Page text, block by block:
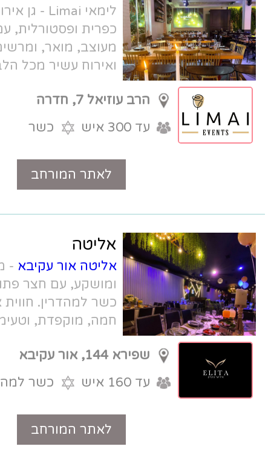
לימאי Limai - גן אירועים בוטיק באווירה
כפרית ופסטורלית, עם אולם טכנולוגי,
מעוצב, מואר, ומרשים. קולינריה מוקפדת
ואירוח עשיר מכל הלב, במתחם אירועים
מוש-לם.
הרב עוזיאל 7, חדרה
עד 300 איש
כשר
טלפון
אליטה
אליטה אור עקיבא- מתחם בוטיק מעוצב
ומושקע, עם חצר פתוחה, ומטבח שף
כשר למהדרין. חווית אירוח אינטימית,
חמה, מוקפדת, וטעימה במיוחד.
שפירא 144, אור עקיבא
כשר למהדרין
טלפון